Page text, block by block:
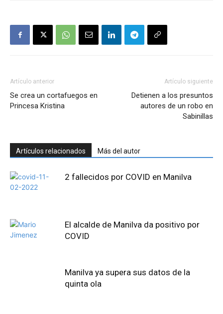
Artículo anterior
Se crea un cortafuegos en
Princesa Kristina
Artículo siguiente
Detienen a los presuntos
autores de un robo en
Sabinillas
Artículos relacionados Más del autor
2 fallecidos por COVID en Manilva
El alcalde de Manilva da positivo por
COVID
Manilva ya supera sus datos de la
quinta ola